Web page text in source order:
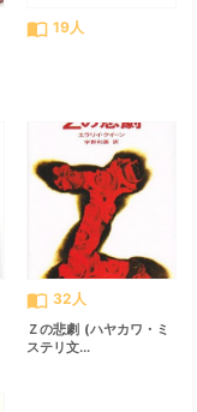
import_contacts 19人
import_contacts 32人
Ｚの悲劇 (ハヤカワ・ミ
ステリ文...